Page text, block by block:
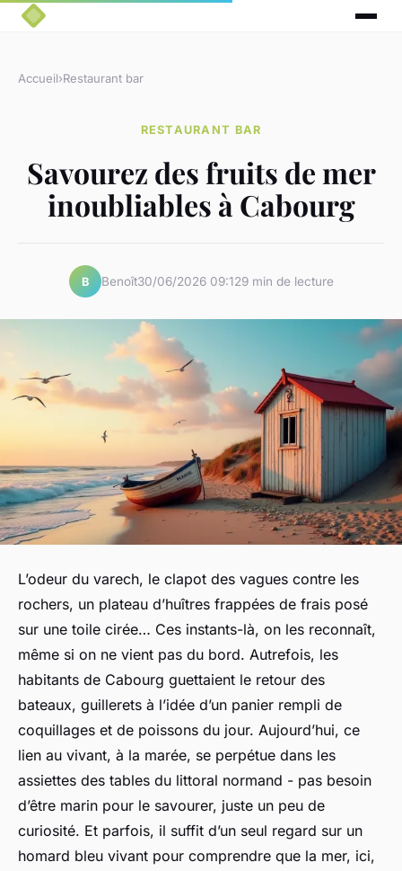
Accueil›Restaurant bar
RESTAURANT BAR
Savourez des fruits de mer
inoubliables à Cabourg
B Benoît30/06/2026 09:129 min de lecture
L’odeur du varech, le clapot des vagues contre les
rochers, un plateau d’huîtres frappées de frais posé
sur une toile cirée… Ces instants-là, on les reconnaît,
même si on ne vient pas du bord. Autrefois, les
habitants de Cabourg guettaient le retour des
bateaux, guillerets à l’idée d’un panier rempli de
coquillages et de poissons du jour. Aujourd’hui, ce
lien au vivant, à la marée, se perpétue dans les
assiettes des tables du littoral normand - pas besoin
d’être marin pour le savourer, juste un peu de
curiosité. Et parfois, il suffit d’un seul regard sur un
homard bleu vivant pour comprendre que la mer, ici,